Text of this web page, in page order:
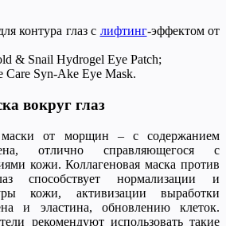
контура глаз с лифтинг-эффектом от
& Snail Hydrogel Eye Patch;
Care Syn-Ake Eye Mask.
вокруг глаз
от морщин – с содержанием
отлично справляющегося с
кожи. Коллагеновая маска против
способствует нормализации и
кожи, активизации выработки
и эластина, обновлению клеток.
рекомендуют использовать такие